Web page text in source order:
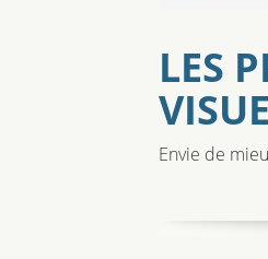
LES
Envie de